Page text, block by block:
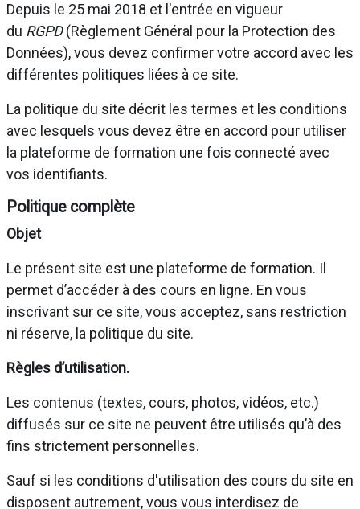
Depuis le 25 mai 2018 et l'entrée en vigueur
du RGPD(Règlement Général pour la Protection des
Données), vous devez confirmer votre accord avec les
différentes politiques liées à ce site.
La politique du site décrit les termes et les conditions
avec lesquels vous devez être en accord pour utiliser
la plateforme de formation une fois connecté avec
vos identifiants.
Politique complète
Objet
Le présent site est une plateforme de formation. Il
permet d’accéder à des cours en ligne. En vous
inscrivant sur ce site, vous acceptez, sans restriction
ni réserve, la politique du site.
Règles d’utilisation.
Les contenus (textes, cours, photos, vidéos, etc.)
diffusés sur ce site ne peuvent être utilisés qu’à des
fins strictement personnelles.
Sauf si les conditions d'utilisation des cours du site en
disposent autrement, vous vous interdisez de